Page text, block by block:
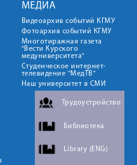
МЕДИА
Видеоархив событий КГМУ
Фотоархив событий КГМУ
Многотиражная газета
"Вести Курского
медуниверситета"
Студенческое интернет-
телевидение "МедТВ"
Наш университет в СМИ
Трудоустройство
Библиотека
Library (ENG)